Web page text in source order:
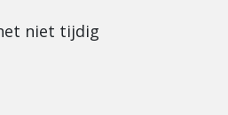
niet tijdig